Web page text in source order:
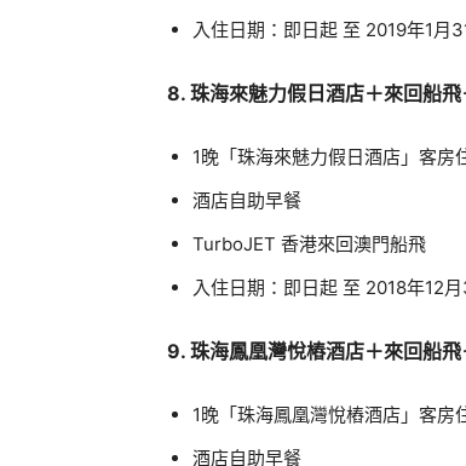
入住日期：即日起 至 2019年1月
8. 珠海來魅力假日酒店＋來回船
1晚「珠海來魅力假日酒店」客房
酒店自助早餐
TurboJET 香港來回澳門船飛
入住日期：即日起 至 2018年12月
9. 珠海鳳凰灣悅樁酒店＋來回船
1晚「珠海鳳凰灣悅樁酒店」客房
酒店自助早餐